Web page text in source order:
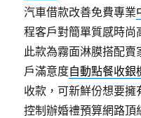
汽車借款改善免費專業
程客戶對簡單質感時尚
此款為霧面淋膜搭配
戶滿意度自動點餐收銀
收款，可新鮮份想要擁
控制辦婚禮預算網路